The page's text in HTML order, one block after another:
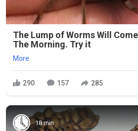
The Lump of Worms Will
The Morning. Try it
More
290 157 285
18 min